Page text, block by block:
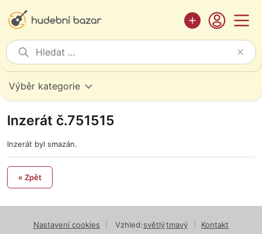
Výběr kategorie
Inzerát č.751515
Inzerát byl smazán.
« Zpět
Nastavení cookies Vzhled:světlýtmavý
Kontakt